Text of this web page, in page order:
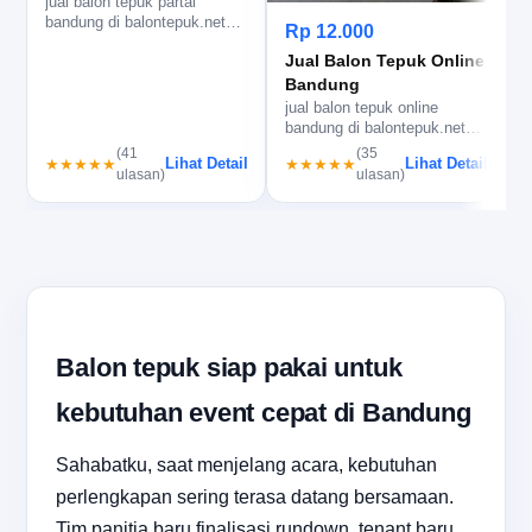
bandung di balontepuk.net
★★★★★
(41
ulasan)
Lihat Detail
Rp 12.000
Jual Balon Tepuk Online
Bandung
jual balon tepuk online
bandung di balontepuk.net
untuk custom cepat, cetak
rapi…
★★★★★
(35
ulasan)
Lihat Detail
Balon tepuk siap pakai untuk
kebutuhan event cepat di Bandung
Sahabatku, saat menjelang acara, kebutuhan
perlengkapan sering terasa datang bersamaan.